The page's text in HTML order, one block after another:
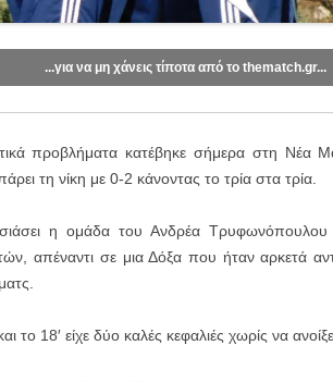
...για να μη χάνεις τίποτα από το thematch.gr...
στο κανάλι μας στοYoutube.
στις ενημερώσεις μέσω email (1 email/ημέρα):
προβλήματα κατέβηκε σήμερα στη Νέα
τη νίκη με 0-2 κάνοντας το τρία στα τρία.
η ομάδα του Ανδρέα Τρυφωνόπουλου
απέναντι σε μια Δόξα που ήταν αρκετά
το 18′ είχε δύο καλές κεφαλιές χωρίς να